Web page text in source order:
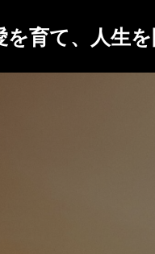
を育て、人生